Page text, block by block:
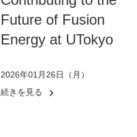
Future of Fusion
Energy at UTokyo
2026年01月26日（月）
続きを見る